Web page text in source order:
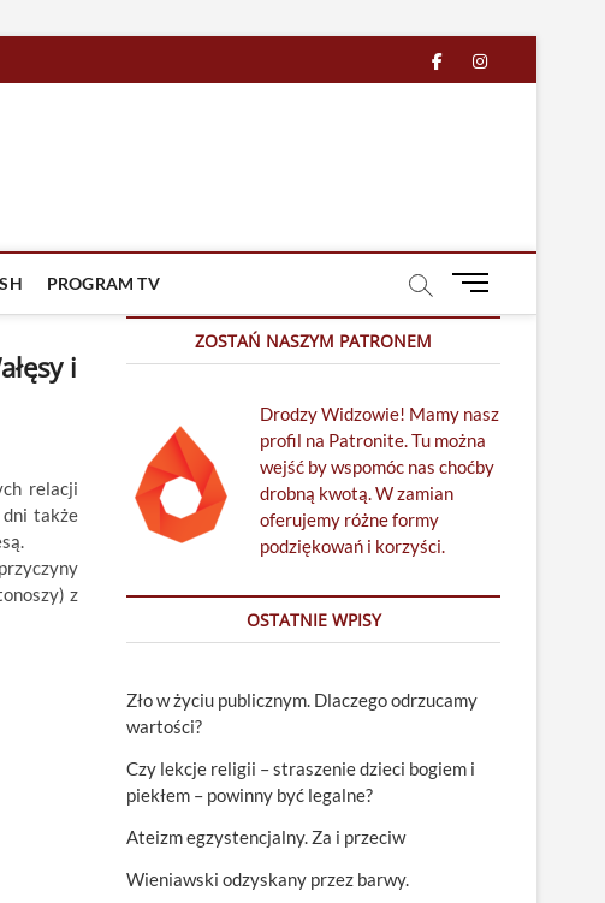
facebook
in
PROGRAM TV
M
u
u
t
t
i
relacji
także
z
ZOSTAŃ NASZYM PATRONEM
Drodzy Widzowie! Mamy nasz
profil na Patronite. Tu można
wejść by wspomóc nas choćby
drobną kwotą. W zamian
oferujemy różne formy
podziękowań i korzyści.
OSTATNIE WPISY
Zło w życiu publicznym. Dlaczego odrzucamy
wartości?
Czy lekcje religii – straszenie dzieci bogiem i
piekłem – powinny być legalne?
Ateizm egzystencjalny. Za i przeciw
Wieniawski odzyskany przez barwy.